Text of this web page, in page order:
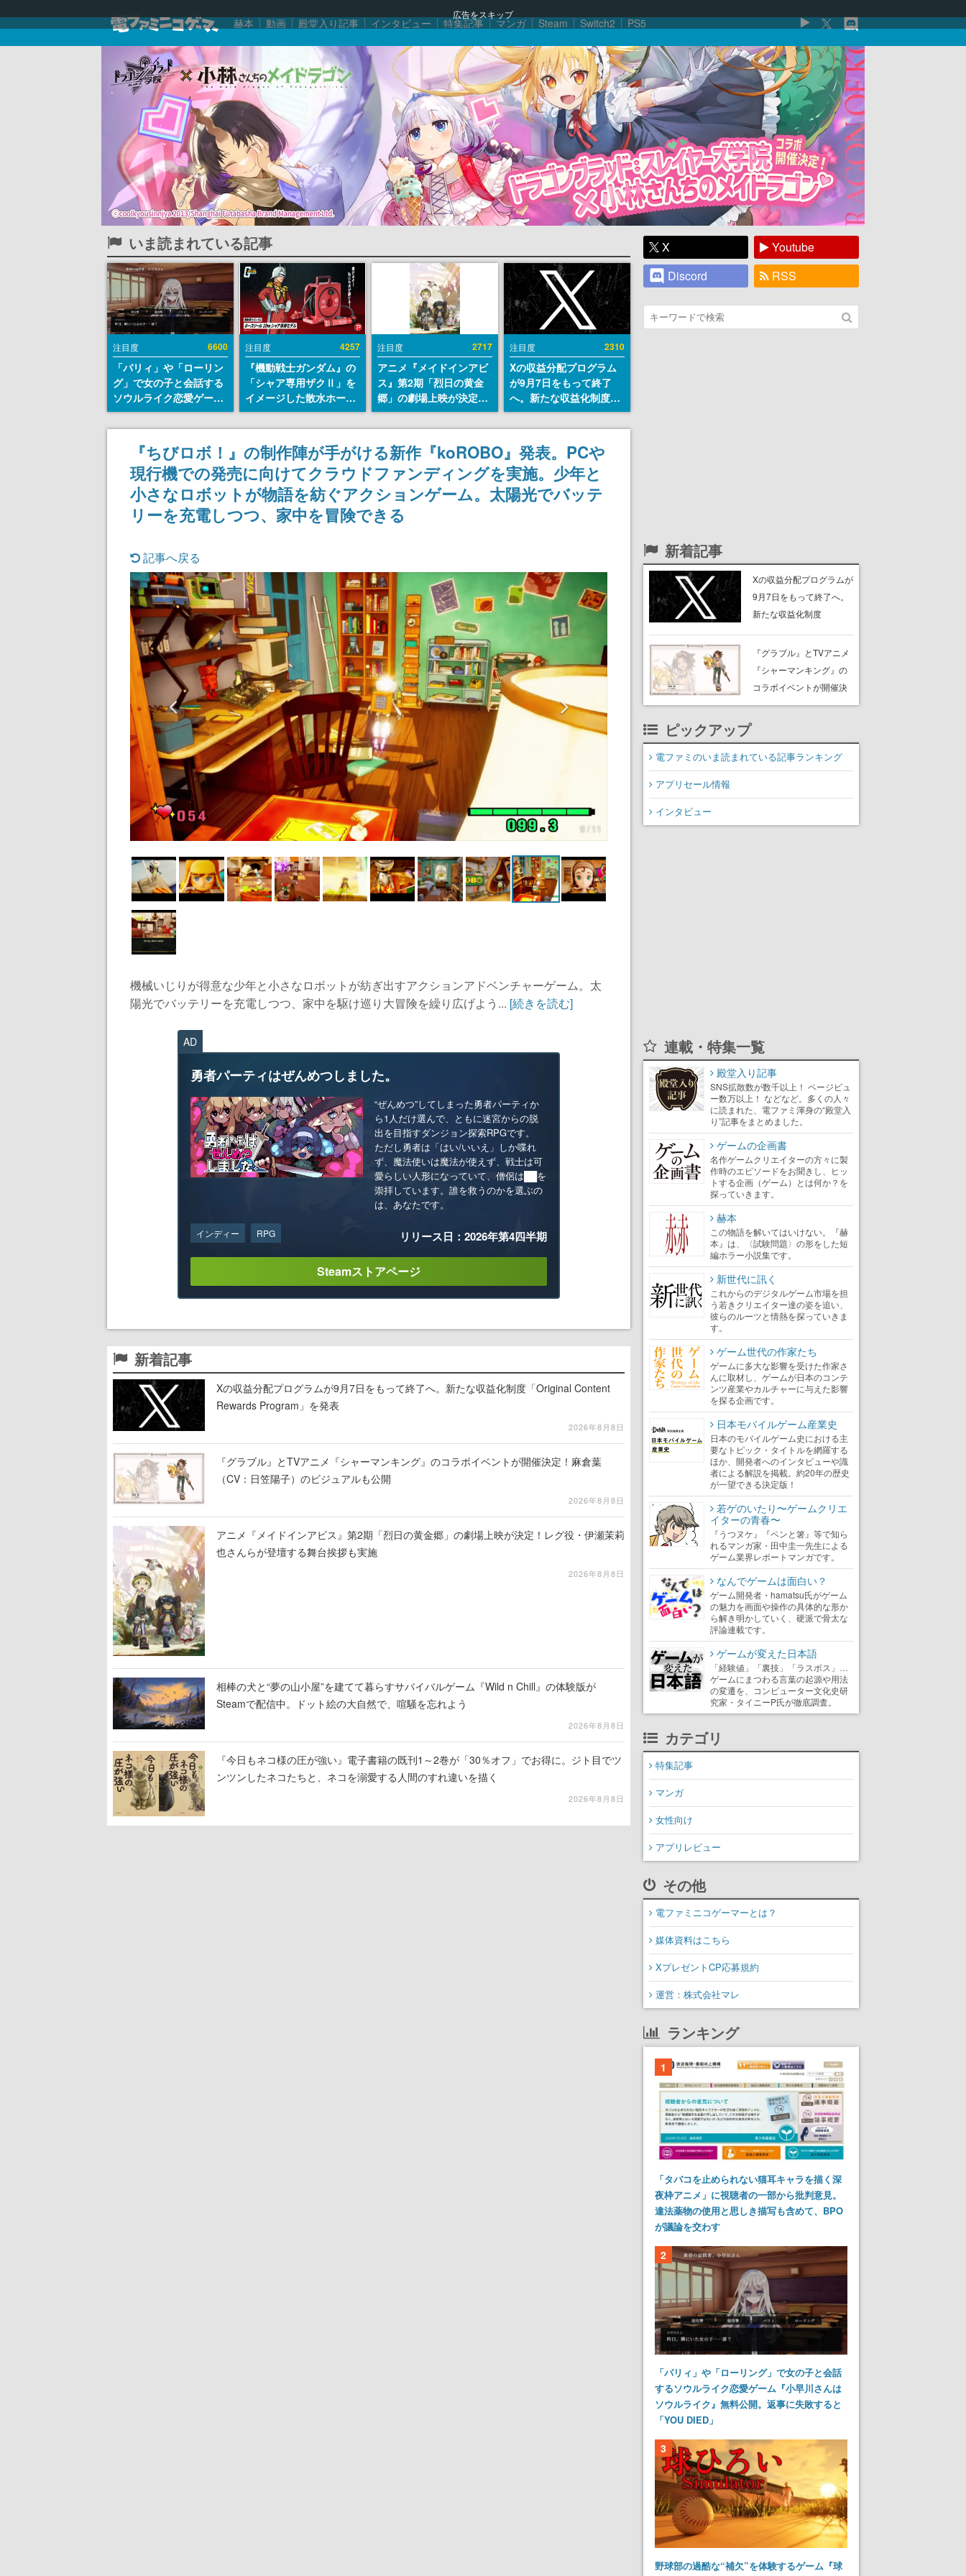
広告をスキップ
赫本 動画 殿堂入り記事 インタビュー 特集記事 マンガ Steam Switch2 PS5
いま読まれている記事
注目度 6600
「パリィ」や「ローリン
グ」で女の子と会話する
ソウルライク恋愛ゲーム
『小早川さんはソウルラ
イク』無料公開。返事に
失敗すると「YOU
DIED」
注目度 4257
『機動戦士ガンダム』の
「シャア専用ザクⅡ」を
イメージした散水ホース
リールが予約開始。本体
にはシャアのパーソナル
マークやジオン公国軍の
エンブレム、型式番号な
どを配置
注目度 2717
アニメ『メイドインアビ
ス』第2期「烈日の黄金
郷」の劇場上映が決定！
レグ役・伊瀬茉莉也さん
らが登壇する舞台挨拶も
実施
注目度 2310
Xの収益分配プログラム
が9月7日をもって終了
へ。新たな収益化制度
「Original Content
Rewards Program」を
発表
『ちびロボ！』の制作陣が手がける新作『koROBO』発表。PCや
現行機での発売に向けてクラウドファンディングを実施。少年と
小さなロボットが物語を紡ぐアクションゲーム。太陽光でバッテ
リーを充電しつつ、家中を冒険できる
記事へ戻る
9 / 11
機械いじりが得意な少年と小さなロボットが紡ぎ出すアクションアドベンチャーゲーム。太
陽光でバッテリーを充電しつつ、家中を駆け巡り大冒険を繰り広げよう... [続きを読む]
AD
勇者パーティはぜんめつしました。
“ぜんめつ”してしまった勇者パーティか
ら1人だけ選んで、ともに迷宮からの脱
出を目指すダンジョン探索RPGです。
ただし勇者は「はい/いいえ」しか喋れ
ず、魔法使いは魔法が使えず、戦士は可
愛らしい人形になっていて、僧侶は██を
崇拝しています。誰を救うのかを選ぶの
は、あなたです。
インディー RPG リリース日：2026年第4四半期
Steamストアページ
新着記事
Xの収益分配プログラムが9月7日をもって終了へ。新たな収益化制度「Original Content
Rewards Program」を発表
2026年8月8日
『グラブル』とTVアニメ『シャーマンキング』のコラボイベントが開催決定！麻倉葉
（CV：日笠陽子）のビジュアルも公開
2026年8月8日
アニメ『メイドインアビス』第2期「烈日の黄金郷」の劇場上映が決定！レグ役・伊瀬茉莉
也さんらが登壇する舞台挨拶も実施
2026年8月8日
相棒の犬と“夢の山小屋”を建てて暮らすサバイバルゲーム『Wild n Chill』の体験版が
Steamで配信中。ドット絵の大自然で、喧騒を忘れよう
2026年8月8日
『今日もネコ様の圧が強い』電子書籍の既刊1～2巻が「30％オフ」でお得に。ジト目でツ
ンツンしたネコたちと、ネコを溺愛する人間のすれ違いを描く
2026年8月8日
X
Youtube
Discord
RSS
新着記事
Xの収益分配プログラムが
9月7日をもって終了へ。
新たな収益化制度
Rewards Program」を発
表
『グラブル』とTVアニメ
『シャーマンキング』の
コラボイベントが開催決
定！麻倉葉（CV：日笠陽
ピックアップ
電ファミのいま読まれている記事ランキング
アプリセール情報
インタビュー
連載・特集一覧
殿堂入り記事
SNS拡散数が数千以上！ ページビュ
ー数万以上！ などなど。多くの人々
に読まれた、電ファミ渾身の“殿堂入
り”記事をまとめました。
ゲームの企画書
名作ゲームクリエイターの方々に製
作時のエピソードをお聞きし、ヒッ
トする企画（ゲーム）とは何か？を
探っていきます。
赫本
この物語を解いてはいけない。『赫
本』は、〈試験問題〉の形をした短
編ホラー小説集です。
新世代に訊く
これからのデジタルゲーム市場を担
う若きクリエイター達の姿を追い、
彼らのルーツと情熱を探っていきま
す。
ゲーム世代の作家たち
ゲームに多大な影響を受けた作家さ
んに取材し、ゲームが日本のコンテ
ンツ産業やカルチャーに与えた影響
を探る企画です。
日本モバイルゲーム産業史
日本のモバイルゲーム史における主
要なトピック・タイトルを網羅する
ほか、開発者へのインタビューや識
者による解説を掲載。約20年の歴史
が一望できる決定版！
若ゲのいたり〜ゲームクリエ
イターの青春〜
『うつヌケ』『ペンと箸』等で知ら
れるマンガ家・田中圭一先生による
ゲーム業界レポートマンガです。
なんでゲームは面白い？
ゲーム開発者・hamatsu氏がゲーム
の魅力を画面や操作の具体的な形か
ら解き明かしていく、硬派で骨太な
評論連載です。
ゲームが変えた日本語
「経験値」「裏技」「ラスボス」…
ゲームにまつわる言葉の起源や用法
の変遷を、コンピューター文化史研
究家・タイニーP氏が徹底調査。
カテゴリ
特集記事
マンガ
女性向け
アプリレビュー
その他
電ファミニコゲーマーとは？
媒体資料はこちら
XプレゼントCP応募規約
運営：株式会社マレ
ランキング
1
「タバコを止められない猫耳キャラを描く深
夜枠アニメ」に視聴者の一部から批判意見。
違法薬物の使用と思しき描写も含めて、BPO
が議論を交わす
2
「パリィ」や「ローリング」で女の子と会話
するソウルライク恋愛ゲーム『小早川さんは
ソウルライク』無料公開。返事に失敗すると
「YOU DIED」
3
野球部の過酷な“補欠”を体験するゲーム『球